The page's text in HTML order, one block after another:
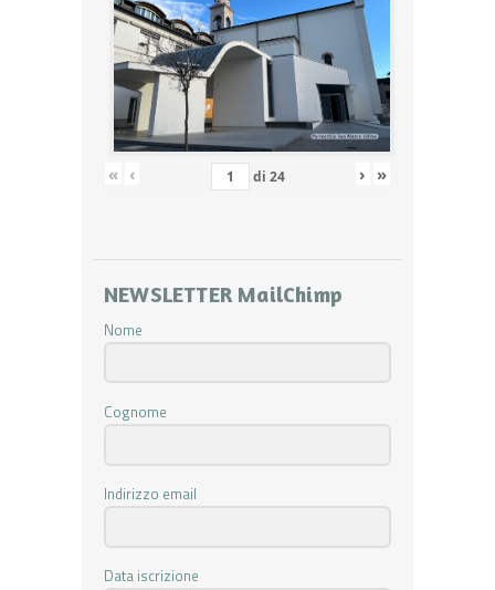
« ‹ di 24 › »
NEWSLETTER MailChimp
Nome
Cognome
Indirizzo email
Data iscrizione